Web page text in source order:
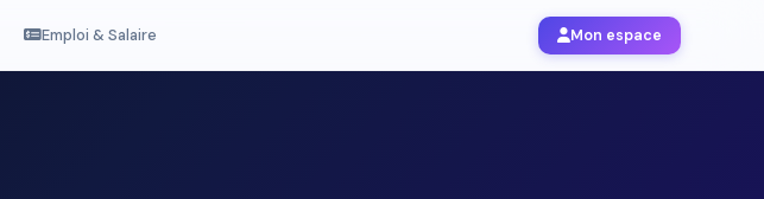
Emploi & Salaire Mon espace